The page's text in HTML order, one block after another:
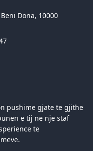
Dona, 10000
pushime gjate te gjithe
e tij ne nje staf
te